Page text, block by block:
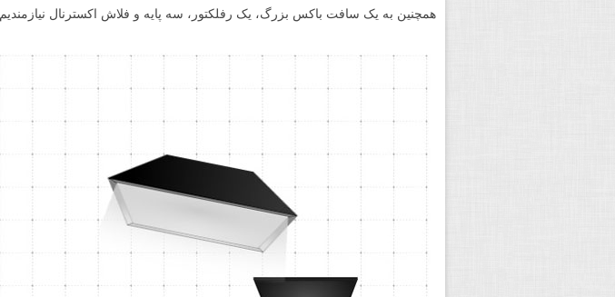
همچنین به یک سافت باکس بزرگ، یک رفلکتور، سه پایه و فلاش اکسترنال نیازمندیم.